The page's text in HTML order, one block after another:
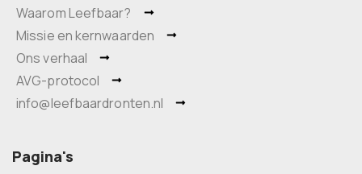
Waarom Leefbaar?
Missie en kernwaarden
Ons verhaal
AVG-protocol
info@leefbaardronten.nl
Pagina's